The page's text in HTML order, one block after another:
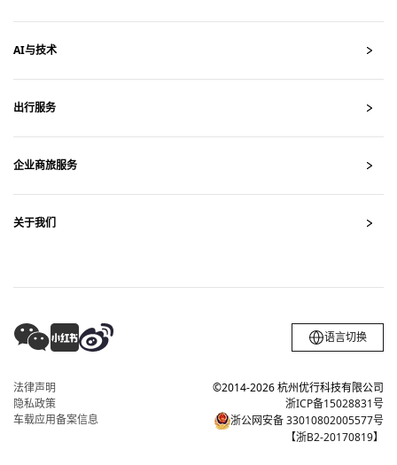
AI与技术 AI
出行服务 出
企业商旅服务 企
关于我们 关
语言切换
法律声明
隐私政策
车载应用备案信息
©2014-2026 杭州优行科技有限公司
浙ICP备15028831号
浙公网安备 33010802005577号
【浙B2-20170819】